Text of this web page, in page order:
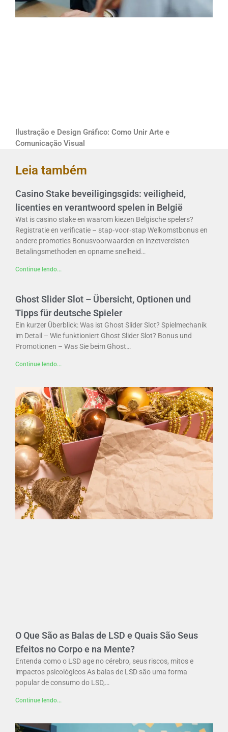
Ilustração e Design Gráfico: Como Unir Arte e
Comunicação Visual
Leia também
Casino Stake beveiligingsgids: veiligheid,
licenties en verantwoord spelen in België
Wat is casino stake en waarom kiezen Belgische spelers?
Registratie en verificatie – stap‑voor‑stap Welkomstbonus en
andere promoties Bonusvoorwaarden en inzetvereisten
Betalingsmethoden en opname snelheid…
Continue lendo...
Ghost Slider Slot – Übersicht, Optionen und
Tipps für deutsche Spieler
Ein kurzer Überblick: Was ist Ghost Slider Slot? Spielmechanik
im Detail – Wie funktioniert Ghost Slider Slot? Bonus und
Promotionen – Was Sie beim Ghost…
Continue lendo...
O Que São as Balas de LSD e Quais São Seus
Efeitos no Corpo e na Mente?
Entenda como o LSD age no cérebro, seus riscos, mitos e
impactos psicológicos As balas de LSD são uma forma
popular de consumo do LSD,…
Continue lendo...